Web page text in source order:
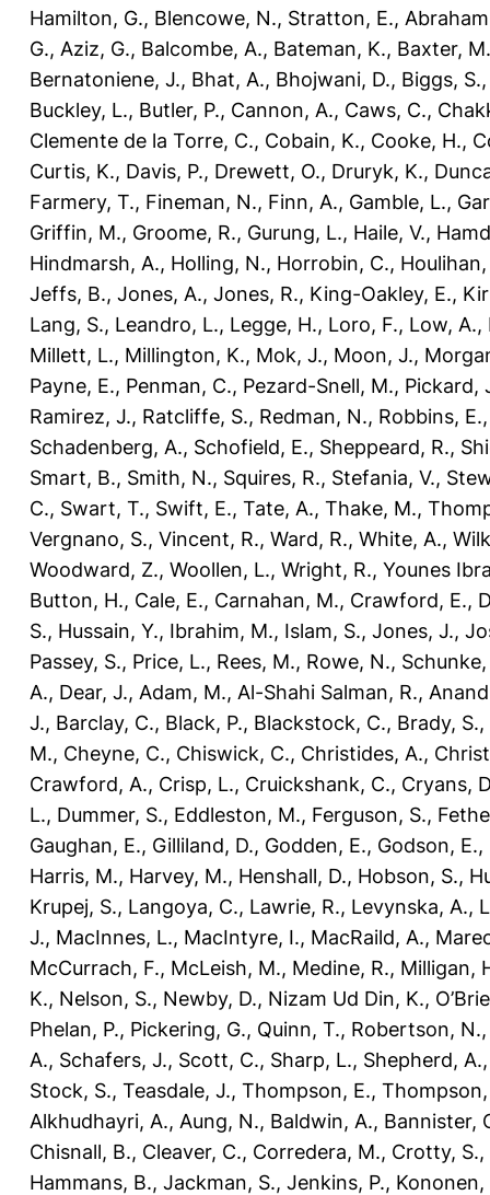
Hamilton, G., Blencowe, N., Stratton, E.,
G., Aziz, G., Balcombe, A., Bateman, K., Baxter, M.
Bernatoniene, J., Bhat, A., Bhojwani, D., Biggs, S.
Buckley, L., Butler, P., Cannon, A., Caws, C.,
Clemente de la Torre, C., Cobain, K., Cooke, H.,
Curtis, K., Davis, P., Drewett, O., Druryk, K.,
Farmery, T., Fineman, N., Finn, A., Gamble, L.,
Griffin, M., Groome, R., Gurung, L., Haile, V.,
Hindmarsh, A., Holling, N., Horrobin, C., Houlihan,
Jeffs, B., Jones, A., Jones, R., King-Oakley, E.,
Lang, S., Leandro, L., Legge, H., Loro, F., Low, A.,
Millett, L., Millington, K., Mok, J., Moon, J.,
Payne, E., Penman, C., Pezard-Snell, M., Pickard,
Ramirez, J., Ratcliffe, S., Redman, N., Robbins, E.
Schadenberg, A., Schofield, E., Sheppeard, R.,
Smart, B., Smith, N., Squires, R., Stefania, V.,
C., Swart, T., Swift, E., Tate, A., Thake, M.,
Vergnano, S., Vincent, R., Ward, R., White, A.,
Woodward, Z., Woollen, L., Wright, R., Younes
Button, H., Cale, E., Carnahan, M., Crawford, E.,
S., Hussain, Y., Ibrahim, M., Islam, S., Jones, J.,
Passey, S., Price, L., Rees, M., Rowe, N.,
A., Dear, J., Adam, M., Al-Shahi Salman, R.,
J., Barclay, C., Black, P., Blackstock, C., Brady, S.,
M., Cheyne, C., Chiswick, C., Christides, A.,
Crawford, A., Crisp, L., Cruickshank, C., Cryans,
L., Dummer, S., Eddleston, M., Ferguson, S.,
Gaughan, E., Gilliland, D., Godden, E., Godson, E.,
Harris, M., Harvey, M., Henshall, D., Hobson, S.,
Krupej, S., Langoya, C., Lawrie, R., Levynska, A.,
J., MacInnes, L., MacIntyre, I., MacRaild, A.,
McCurrach, F., McLeish, M., Medine, R., Milligan,
K., Nelson, S., Newby, D., Nizam Ud Din, K.,
Phelan, P., Pickering, G., Quinn, T., Robertson, N.
A., Schafers, J., Scott, C., Sharp, L., Shepherd, A.
Stock, S., Teasdale, J., Thompson, E.,
Alkhudhayri, A., Aung, N., Baldwin, A., Bannister,
Chisnall, B., Cleaver, C., Corredera, M., Crotty, S.,
Hammans, B., Jackman, S., Jenkins, P., Kononen,